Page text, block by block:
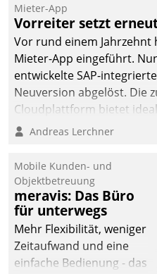
Quartier. Dazwischen
zeigte Datatrain, was es
Neues zu bieten hat.
Mieter-App
Vorreiter setzt
Vor rund einem Jahrzehnt
Mieter-App eingeführt.
entwickelte SAP-
Neuversion abgelöst. Die
Cloudplattform bietet
die Funktionalität der App
integrieren.
Andreas Lerchner
Mobile Kunden- und
Objektbetreuung
meravis: Das Büro
für unterwegs
Mehr Flexibilität, weniger
Zeitaufwand und eine
einfache Bedienung - das